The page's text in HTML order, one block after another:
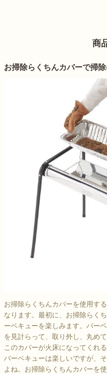
商
お掃除らくちんカバーで掃
お掃除らくちんカバーを使用す
なります。最初に、お掃除らく
ーベキューを楽しみます。バー
を見計らって、取り外し、丸め
このカバーが火床になってくれる
バーベキューは楽しいですが、
よね。お掃除らくちんカバーを